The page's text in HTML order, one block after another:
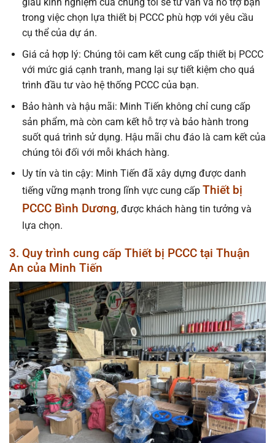
giàu kinh nghiệm của chúng tôi sẽ tư vấn và hỗ trợ bạn
trong việc chọn lựa thiết bị PCCC phù hợp với yêu cầu
cụ thể của dự án.
Giá cả hợp lý: Chúng tôi cam kết cung cấp thiết bị PCCC
với mức giá cạnh tranh, mang lại sự tiết kiệm cho quá
trình đầu tư vào hệ thống PCCC của bạn.
Bảo hành và hậu mãi: Minh Tiến không chỉ cung cấp
sản phẩm, mà còn cam kết hỗ trợ và bảo hành trong
suốt quá trình sử dụng. Hậu mãi chu đáo là cam kết của
chúng tôi đối với mỗi khách hàng.
Uy tín và tin cậy: Minh Tiến đã xây dựng được danh
tiếng vững mạnh trong lĩnh vực cung cấp Thiết bị
PCCC Bình Dương, được khách hàng tin tưởng và
lựa chọn.
3. Quy trình cung cấp Thiết bị PCCC tại Thuận
An của Minh Tiến